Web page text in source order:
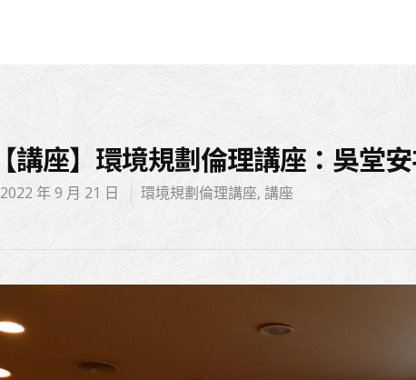
【講座】環境規劃倫理講座：吳堂
2022 年 9 月 21 日 環境規劃倫理講座, 講座